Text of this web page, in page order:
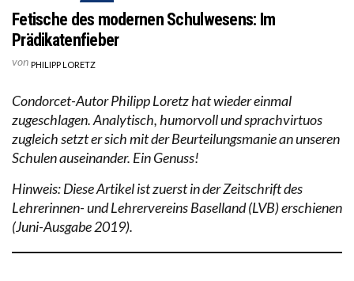
Fetische des modernen Schulwesens: Im
Prädikatenfieber
von PHILIPP LORETZ
Condorcet-Autor Philipp Loretz hat wieder einmal
zugeschlagen. Analytisch, humorvoll und sprachvirtuos
zugleich setzt er sich mit der Beurteilungsmanie an unseren
Schulen auseinander. Ein Genuss!
Hinweis: Diese Artikel ist zuerst in der Zeitschrift des
Lehrerinnen- und Lehrervereins Baselland (LVB) erschienen
(Juni-Ausgabe 2019).